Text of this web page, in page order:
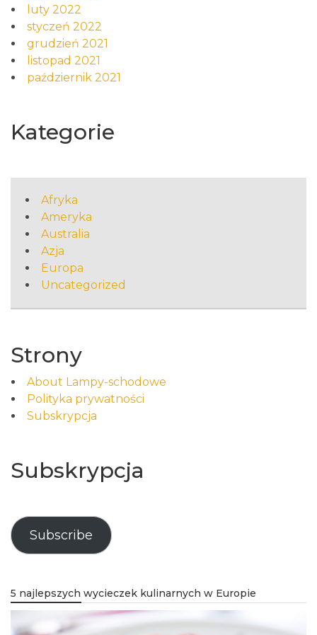
luty 2022
styczeń 2022
grudzień 2021
listopad 2021
październik 2021
Kategorie
Afryka
Ameryka
Australia
Azja
Europa
Uncategorized
Strony
About Lampy-schodowe
Polityka prywatności
Subskrypcja
Subskrypcja
Subscribe
5 najlepszych wycieczek kulinarnych w Europie